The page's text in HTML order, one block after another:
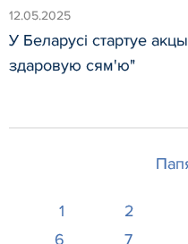
12.05.2025
У Беларусі стартуе
здаровую сям'ю"
1
2
6
7